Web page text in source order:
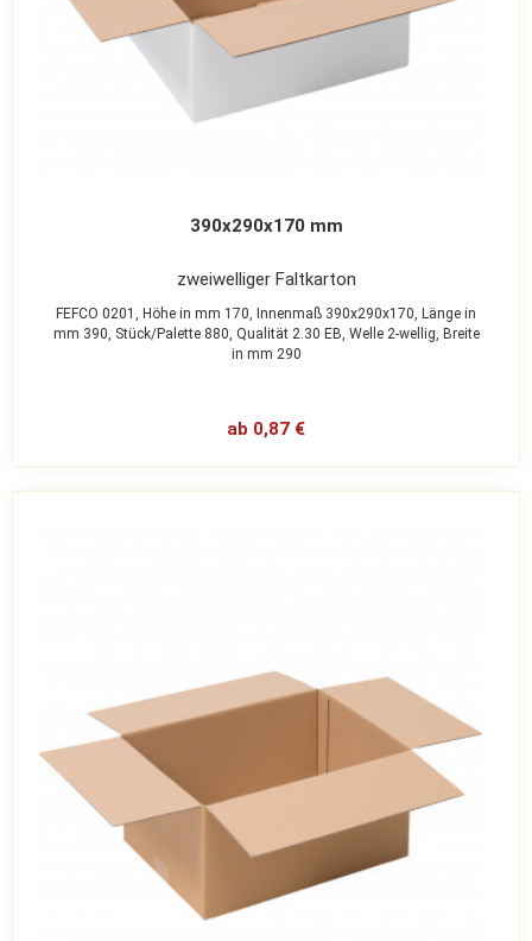
390x290x170 mm
zweiwelliger Faltkarton
FEFCO 0201, Höhe in mm 170, Innenmaß 390x290x170, Länge in
mm 390, Stück/Palette 880, Qualität 2.30 EB, Welle 2-wellig, Breite
in mm 290
ab 0,87 €